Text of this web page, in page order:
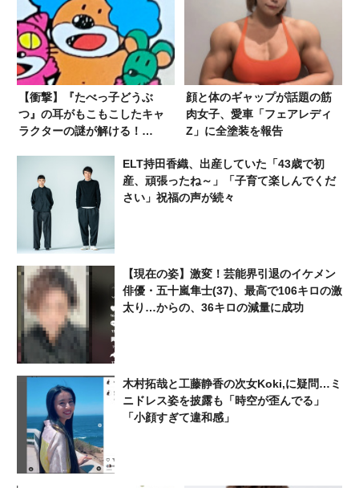
【衝撃】『たべっ子どうぶ
つ』の耳がもこもこしたキャ
ラクターの謎が解ける！
かコイツ？！？！」
顔と体のギャップが話題の筋
肉女子、愛車「フェアレディ
Z」に全塗装を報告
ELT持田香織、出産していた「43歳で初
産、頑張ったね～」「子育て楽しんでくだ
さい」祝福の声が続々
【現在の姿】激変！芸能界引退のイケメン
俳優・五十嵐隼士(37)、最高で106キロの激
太り…からの、36キロの減量に成功
木村拓哉と工藤静香の次女Koki,に疑問…ミ
ニドレス姿を披露も「時空が歪んでる」
「小顔すぎて違和感」